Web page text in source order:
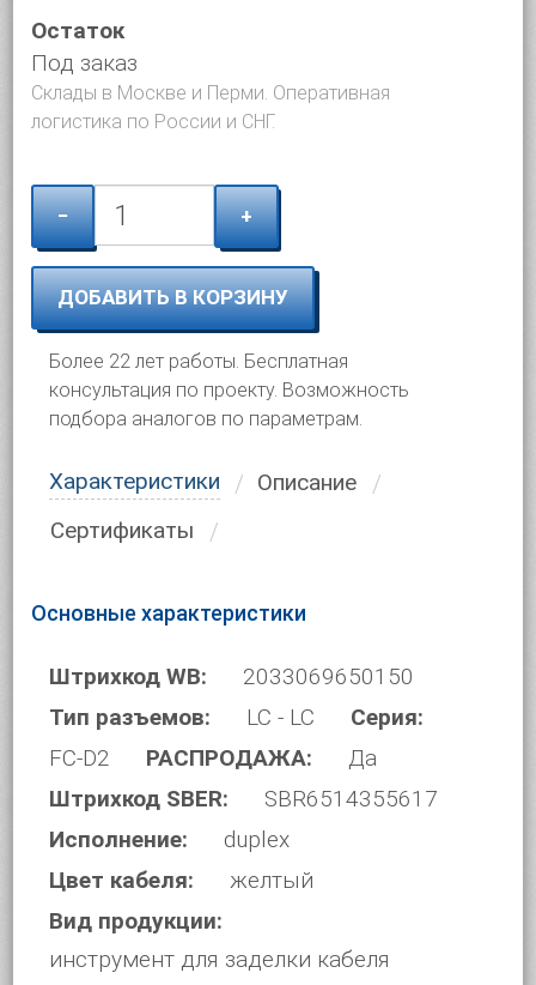
Остаток
Под заказ
Склады в Москве и Перми. Оперативная
логистика по России и СНГ.
− +
ДОБАВИТЬ В КОРЗИНУ
Более 22 лет работы. Бесплатная
консультация по проекту. Возможность
подбора аналогов по параметрам.
Характеристики
Описание
Сертификаты
Основные характеристики
Штрихкод WB:
2033069650150
Тип разъемов:
LC - LC
Серия:
FC-D2
РАСПРОДАЖА:
Да
Штрихкод SBER:
SBR6514355617
Исполнение:
duplex
Цвет кабеля:
желтый
Вид продукции:
инструмент для заделки кабеля